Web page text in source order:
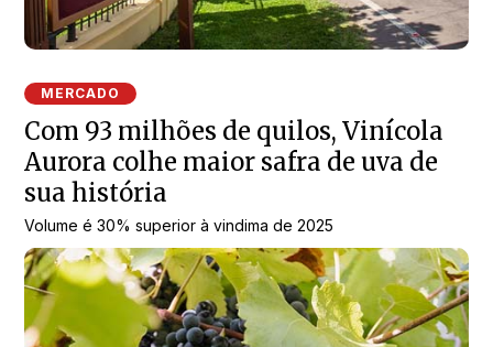
MERCADO
Com 93 milhões de quilos, Vinícola
Aurora colhe maior safra de uva de
sua história
Volume é 30% superior à vindima de 2025